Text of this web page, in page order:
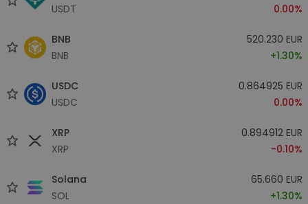
USDT
0.00%
BNB
BNB
520.230 EUR
+1.30%
USDC
USDC
0.864925 EUR
0.00%
XRP
XRP
0.894912 EUR
-0.10%
Solana
SOL
65.660 EUR
+1.30%